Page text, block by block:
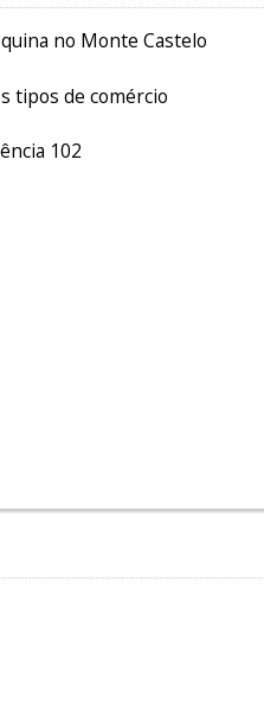
no Monte Castelo
tipos de comércio
102